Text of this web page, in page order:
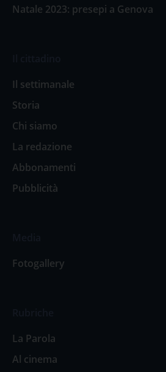
Natale 2023: presepi a Genova
Il settimanale
Storia
Chi siamo
La redazione
Abbonamenti
Pubblicità
Fotogallery
La Parola
Al cinema